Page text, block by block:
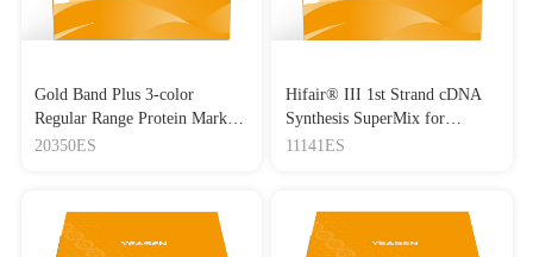
Gold Band Plus 3-color
Regular Range Protein Marker
(8-180 kDa) 三色预染蛋白质
20350ES
Hifair® III 1st Strand cDNA
Synthesis SuperMix for
qPCR(gDNA digester plus)
11141ES